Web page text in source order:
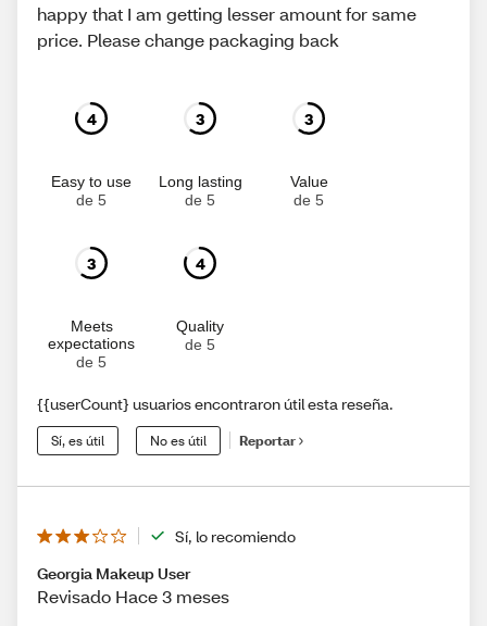
happy that I am getting lesser amount for same
price. Please change packaging back
4
Easy to use
de 5
3
Long lasting
de 5
3
Value
de 5
3
Meets
expectations
de 5
4
Quality
de 5
{{userCount} usuarios encontraron útil esta reseña.
Sí, es útil No es útil Reportar
Sí, lo recomiendo
Georgia Makeup User
Revisado Hace 3 meses